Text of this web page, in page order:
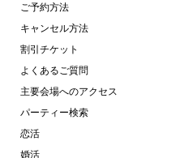
ご予約方法
キャンセル方法
割引チケット
よくあるご質問
主要会場へのアクセス
パーティー検索
恋活
婚活